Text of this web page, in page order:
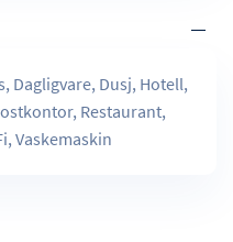
Dagligvare, Dusj, Hotell,
Restaurant,
Vaskemaskin